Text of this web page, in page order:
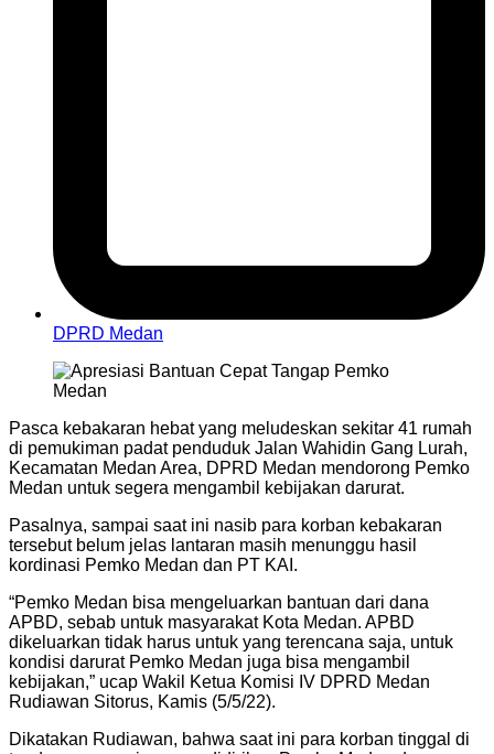
DPRD Medan
Pasca kebakaran hebat yang meludeskan sekitar 41 rumah
di pemukiman padat penduduk Jalan Wahidin Gang Lurah,
Kecamatan Medan Area, DPRD Medan mendorong Pemko
Medan untuk segera mengambil kebijakan darurat.
Pasalnya, sampai saat ini nasib para korban kebakaran
tersebut belum jelas lantaran masih menunggu hasil
kordinasi Pemko Medan dan PT KAI.
“Pemko Medan bisa mengeluarkan bantuan dari dana
APBD, sebab untuk masyarakat Kota Medan. APBD
dikeluarkan tidak harus untuk yang terencana saja, untuk
kondisi darurat Pemko Medan juga bisa mengambil
kebijakan,” ucap Wakil Ketua Komisi IV DPRD Medan
Rudiawan Sitorus, Kamis (5/5/22).
Dikatakan Rudiawan, bahwa saat ini para korban tinggal di